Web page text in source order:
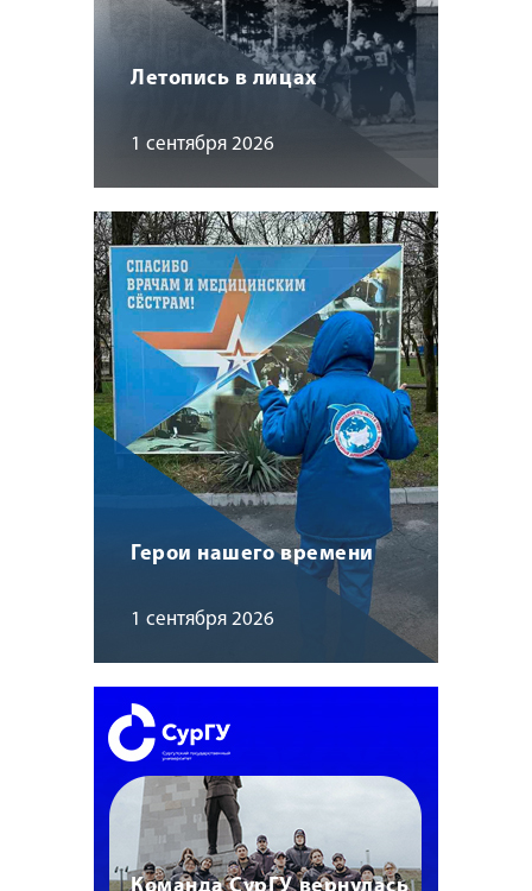
Летопись в лицах
1 сентября 2026
Герои нашего времени
1 сентября 2026
Команда СурГУ вернулась